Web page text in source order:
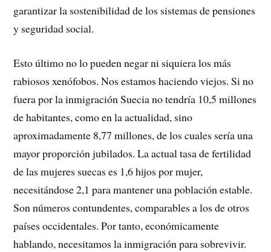
garantizar la sostenibilidad de los sistemas de pensiones
y seguridad social.
Esto último no lo pueden negar ni siquiera los más
rabiosos xenófobos. Nos estamos haciendo viejos. Si no
fuera por la inmigración Suecia no tendría 10,5 millones
de habitantes, como en la actualidad, sino
aproximadamente 8,77 millones, de los cuales sería una
mayor proporción jubilados. La actual tasa de fertilidad
de las mujeres suecas es 1,6 hijos por mujer,
necesitándose 2,1 para mantener una población estable.
Son números contundentes, comparables a los de otros
países occidentales. Por tanto, económicamente
hablando, necesitamos la inmigración para sobrevivir.